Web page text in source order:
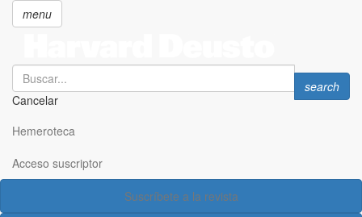
principal
menu
Search
Cancelar
Search
search
Hemeroteca
Acceso suscriptor
Suscríbete a la revista
Acceso suscriptor